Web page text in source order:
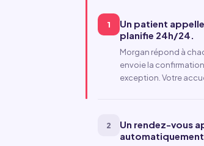
1
Un patient
planifie 24h/24.
Morgan répond à
envoie la
exception. Votre
2
Un rendez-vous